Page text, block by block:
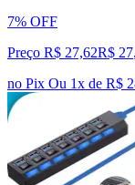
7% OFF
Preço R$ 27,62R$ 27,
no Pix Ou 1x de R$